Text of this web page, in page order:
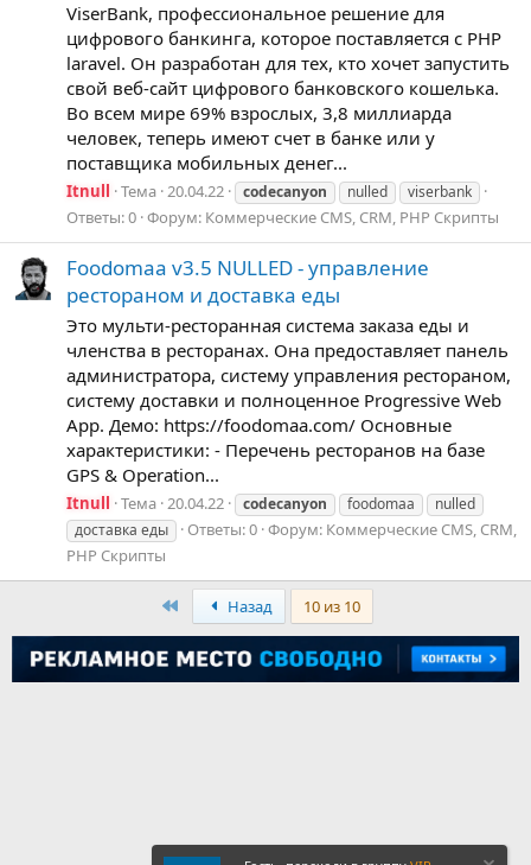
ViserBank, профессиональное решение для
цифрового банкинга, которое поставляется с PHP
laravel. Он разработан для тех, кто хочет запустить
свой веб-сайт цифрового банковского кошелька.
Во всем мире 69% взрослых, 3,8 миллиарда
человек, теперь имеют счет в банке или у
поставщика мобильных денег...
Itnull Тема 20.04.22 codecanyon nulled viserbank
Ответы: 0 Форум: Коммерческие CMS, CRM, PHP Скрипты
Foodomaa v3.5 NULLED - управление
рестораном и доставка еды
Это мульти-ресторанная система заказа еды и
членства в ресторанах. Она предоставляет панель
администратора, систему управления рестораном,
систему доставки и полноценное Progressive Web
App. Демо: https://foodomaa.com/ Основные
характеристики: - Перечень ресторанов на базе
GPS & Operation...
Itnull Тема 20.04.22 codecanyon foodomaa
nulled
доставка еды
Ответы: 0 Форум: Коммерческие CMS, CRM,
PHP Скрипты
Назад 10 из 10